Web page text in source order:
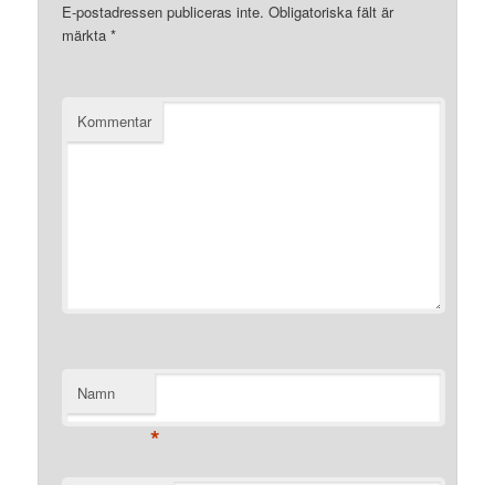
E-postadressen publiceras inte. Obligatoriska fält är
märkta*
Kommentar
Namn
*